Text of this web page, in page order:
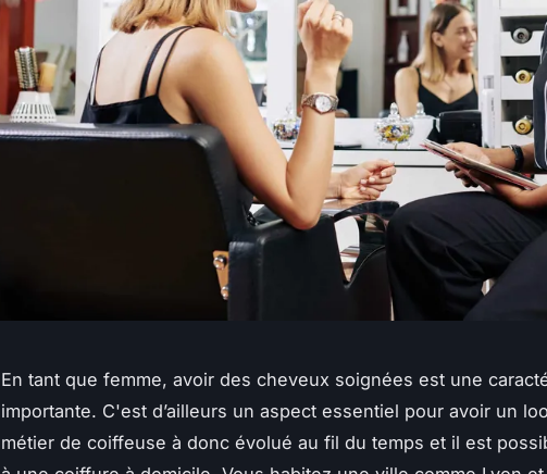
En tant que femme, avoir des cheveux soignées est une
importante. C'est d’ailleurs un aspect essentiel pour avoir un
métier de coiffeuse à donc évolué au fil du temps et il est